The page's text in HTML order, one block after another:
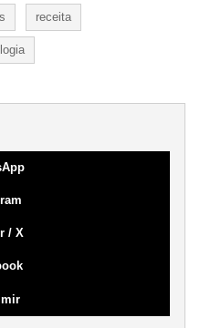
receita
/ X